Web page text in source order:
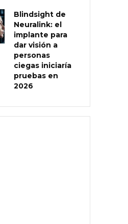
Blindsight de
Neuralink: el
implante para
dar visión a
personas
ciegas iniciaría
pruebas en
2026